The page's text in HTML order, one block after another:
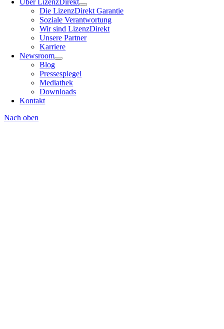
Über LizenzDirekt
Die LizenzDirekt Garantie
Soziale Verantwortung
Wir sind LizenzDirekt
Unsere Partner
Karriere
Newsroom
Blog
Pressespiegel
Mediathek
Downloads
Kontakt
Nach oben